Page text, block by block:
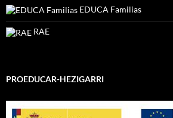
EDUCA Familias
RAE
PROEDUCAR-HEZIGARRI